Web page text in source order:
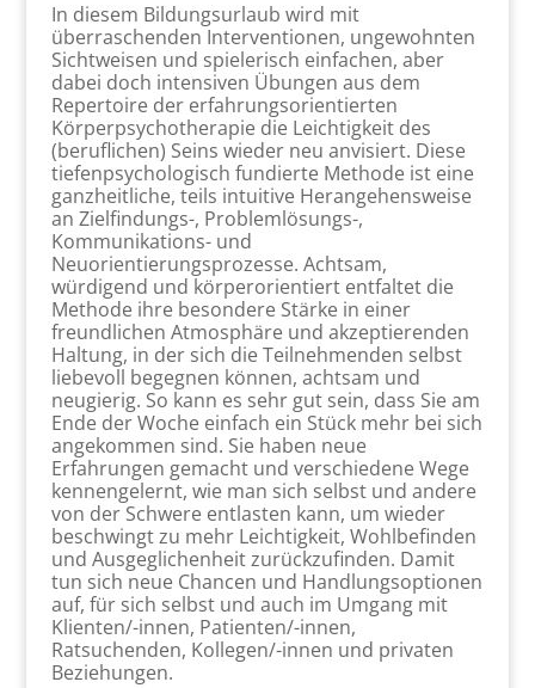
In diesem Bildungsurlaub wird mit
überraschenden Interventionen, ungewohnten
Sichtweisen und spielerisch einfachen, aber
dabei doch intensiven Übungen aus dem
Repertoire der erfahrungsorientierten
Körperpsychotherapie die Leichtigkeit des
(beruflichen) Seins wieder neu anvisiert. Diese
tiefenpsychologisch fundierte Methode ist eine
ganzheitliche, teils intuitive Herangehensweise
an Zielfindungs-, Problemlösungs-,
Kommunikations- und
Neuorientierungsprozesse. Achtsam,
würdigend und körperorientiert entfaltet die
Methode ihre besondere Stärke in einer
freundlichen Atmosphäre und akzeptierenden
Haltung, in der sich die Teilnehmenden selbst
liebevoll begegnen können, achtsam und
neugierig. So kann es sehr gut sein, dass Sie am
Ende der Woche einfach ein Stück mehr bei sich
angekommen sind. Sie haben neue
Erfahrungen gemacht und verschiedene Wege
kennengelernt, wie man sich selbst und andere
von der Schwere entlasten kann, um wieder
beschwingt zu mehr Leichtigkeit, Wohlbefinden
und Ausgeglichenheit zurückzufinden. Damit
tun sich neue Chancen und Handlungsoptionen
auf, für sich selbst und auch im Umgang mit
Klienten/-innen, Patienten/-innen,
Ratsuchenden, Kollegen/-innen und privaten
Beziehungen.